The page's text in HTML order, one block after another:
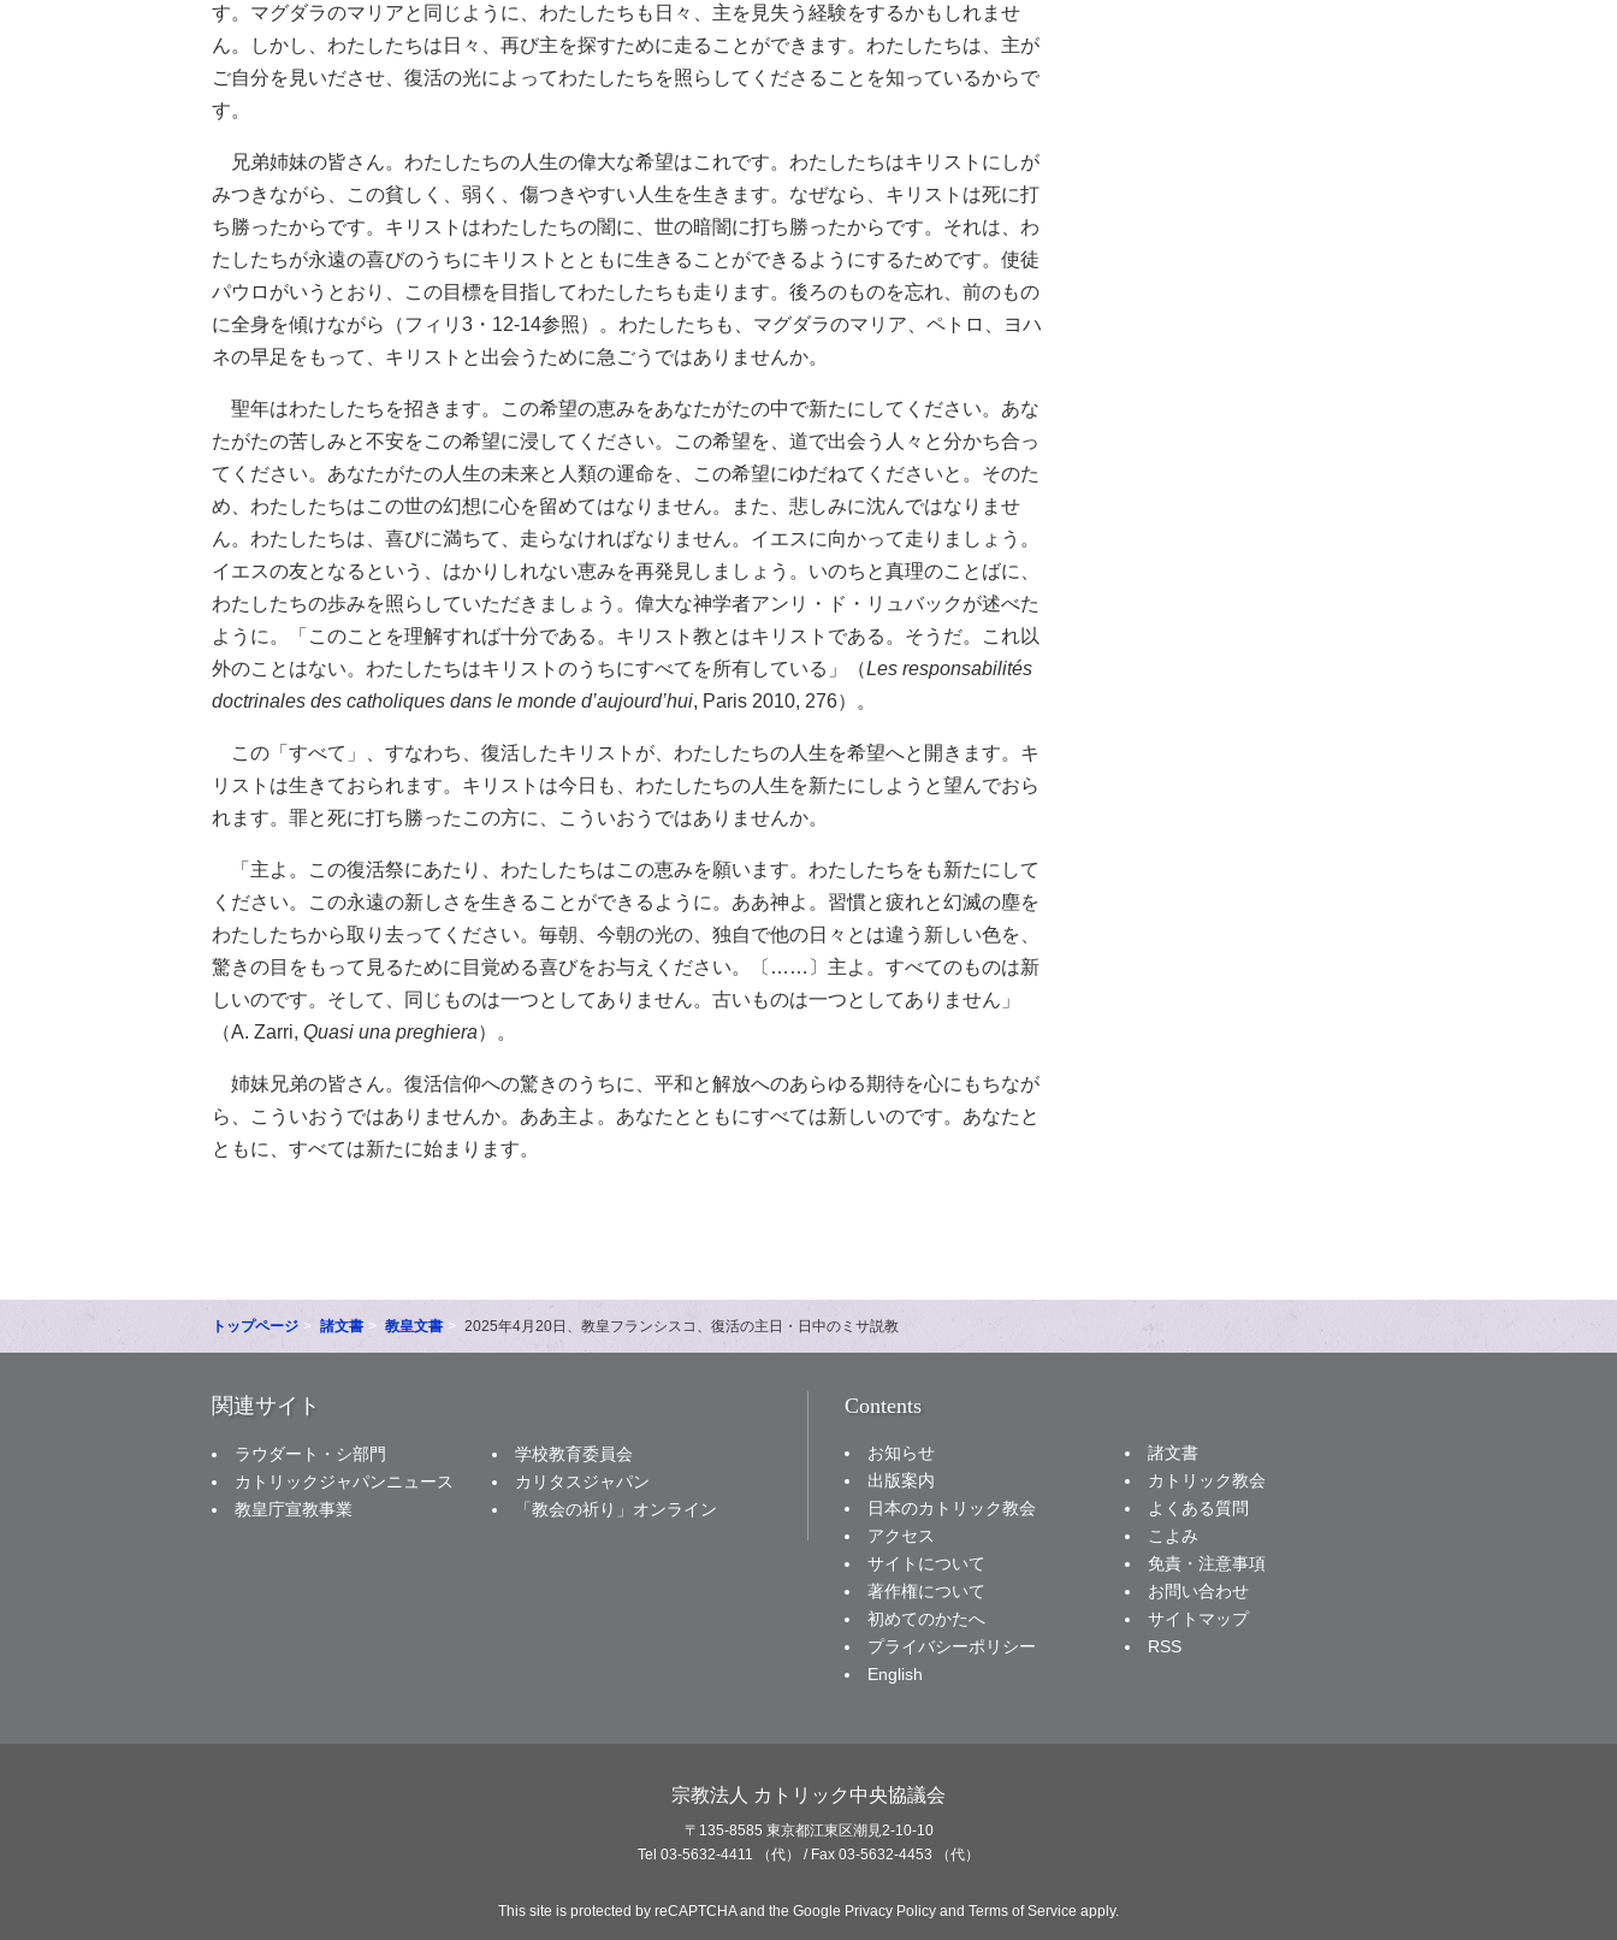
す。マグダラのマリアと同じように、わたしたちも日々、主を見失う経験をするかもしれませ
ん。しかし、わたしたちは日々、再び主を探すために走ることができます。わたしたちは、主が
ご自分を見いださせ、復活の光によってわたしたちを照らしてくださることを知っているからで
す。
兄弟姉妹の皆さん。わたしたちの人生の偉大な希望はこれです。わたしたちはキリストにしが
みつきながら、この貧しく、弱く、傷つきやすい人生を生きます。なぜなら、キリストは死に打
ち勝ったからです。キリストはわたしたちの闇に、世の暗闇に打ち勝ったからです。それは、わ
たしたちが永遠の喜びのうちにキリストとともに生きることができるようにするためです。使徒
パウロがいうとおり、この目標を目指してわたしたちも走ります。後ろのものを忘れ、前のもの
に全身を傾けながら（フィリ3・12-14参照）。わたしたちも、マグダラのマリア、ペトロ、ヨハ
ネの早足をもって、キリストと出会うために急ごうではありませんか。
聖年はわたしたちを招きます。この希望の恵みをあなたがたの中で新たにしてください。あな
たがたの苦しみと不安をこの希望に浸してください。この希望を、道で出会う人々と分かち合っ
てください。あなたがたの人生の未来と人類の運命を、この希望にゆだねてくださいと。そのた
め、わたしたちはこの世の幻想に心を留めてはなりません。また、悲しみに沈んではなりませ
ん。わたしたちは、喜びに満ちて、走らなければなりません。イエスに向かって走りましょう。
イエスの友となるという、はかりしれない恵みを再発見しましょう。いのちと真理のことばに、
わたしたちの歩みを照らしていただきましょう。偉大な神学者アンリ・ド・リュバックが述べた
ように。「このことを理解すれば十分である。キリスト教とはキリストである。そうだ。これ以
外のことはない。わたしたちはキリストのうちにすべてを所有している」（Les responsabilités
doctrinales des catholiques dans le monde d’aujourd’hui, Paris 2010, 276）。
この「すべて」、すなわち、復活したキリストが、わたしたちの人生を希望へと開きます。キ
リストは生きておられます。キリストは今日も、わたしたちの人生を新たにしようと望んでおら
れます。罪と死に打ち勝ったこの方に、こういおうではありませんか。
「主よ。この復活祭にあたり、わたしたちはこの恵みを願います。わたしたちをも新たにして
ください。この永遠の新しさを生きることができるように。ああ神よ。習慣と疲れと幻滅の塵を
わたしたちから取り去ってください。毎朝、今朝の光の、独自で他の日々とは違う新しい色を、
驚きの目をもって見るために目覚める喜びをお与えください。〔……〕主よ。すべてのものは新
しいのです。そして、同じものは一つとしてありません。古いものは一つとしてありません」
（A. Zarri, Quasi una preghiera）。
姉妹兄弟の皆さん。復活信仰への驚きのうちに、平和と解放へのあらゆる期待を心にもちなが
ら、こういおうではありませんか。ああ主よ。あなたとともにすべては新しいのです。あなたと
ともに、すべては新たに始まります。
トップページ 諸文書 教皇文書 2025年4月20日、教皇フランシスコ、復活の主日・日中のミサ説教
関連サイト
ラウダート・シ部門
学校教育委員会
カトリックジャパンニュース
カリタスジャパン
教皇庁宣教事業
「教会の祈り」オンライン
Contents
お知らせ
諸文書
出版案内
カトリック教会
日本のカトリック教会
よくある質問
アクセス
こよみ
サイトについて
免責・注意事項
著作権について
お問い合わせ
初めてのかたへ
サイトマップ
プライバシーポリシー
RSS
English
宗教法人 カトリック中央協議会
〒135-8585 東京都江東区潮見2-10-10
Tel 03-5632-4411 （代） / Fax 03-5632-4453 （代）
This site is protected by reCAPTCHA and the Google Privacy Policy and Terms of Service apply.